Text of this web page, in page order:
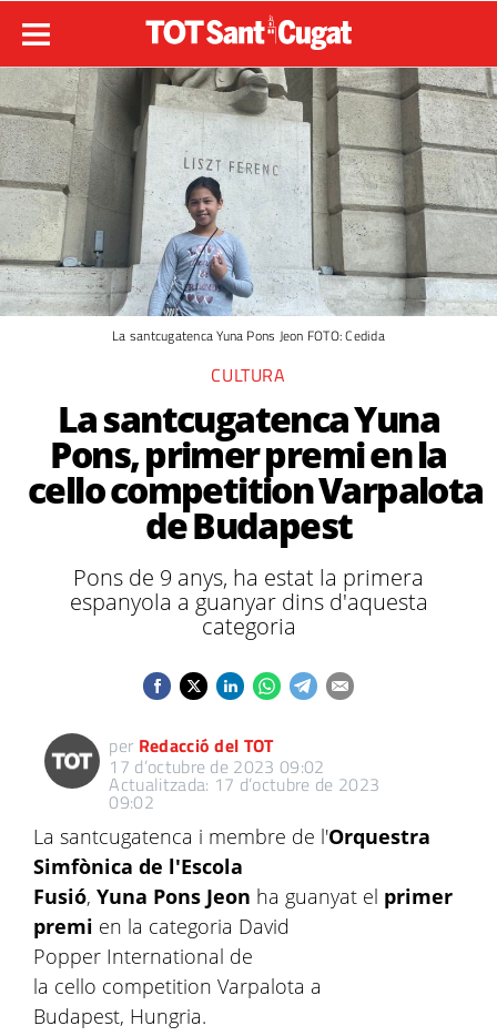
La santcugatenca Yuna Pons Jeon FOTO: Cedida
CULTURA
La santcugatenca Yuna
Pons, primer premi en la
cello competition Varpalota
de Budapest
Pons de 9 anys, ha estat la primera
espanyola a guanyar dins d'aquesta
categoria
per Redacció del TOT
17 d’octubre de 2023 09:02
Actualitzada: 17 d’octubre de 2023
09:02
La santcugatenca i membre de l'Orquestra
Simfònica de l'Escola
Fusió, Yuna Pons Jeon ha guanyat el primer
premi en la categoria David
Popper International de
la cello competition Varpalota a
Budapest, Hungria.